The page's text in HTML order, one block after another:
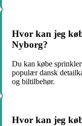
Hvor kan jeg
Nyborg?
Du kan købe
populær dansk
og biltilbehør.
Hvor kan jeg